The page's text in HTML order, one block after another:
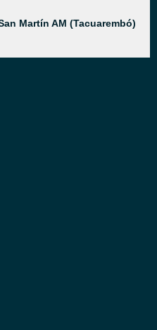
Martín AM (Tacuarembó)